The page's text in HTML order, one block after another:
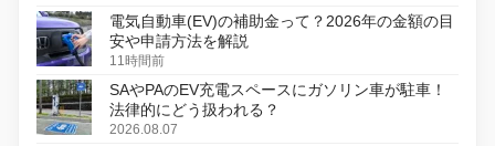
電気自動車(EV)の補助金って？2026年の金額の目
安や申請方法を解説
11時間前
SAやPAのEV充電スペースにガソリン車が駐車！
法律的にどう扱われる？
2026.08.07